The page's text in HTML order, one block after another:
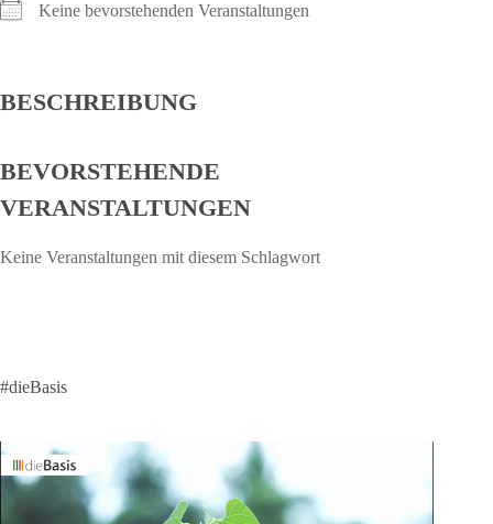
Keine bevorstehenden Veranstaltungen
BESCHREIBUNG
BEVORSTEHENDE
VERANSTALTUNGEN
Keine Veranstaltungen mit diesem Schlagwort
#dieBasis